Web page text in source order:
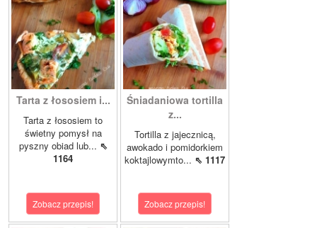
Tarta z łososiem i...
Tarta z łososiem to
świetny pomysł na
pyszny obiad lub... ⇖
1164
Zobacz przepis!
Śniadaniowa tortilla
z...
Tortilla z jajecznicą,
awokado i pomidorkiem
koktajlowymto... ⇖ 1117
Zobacz przepis!